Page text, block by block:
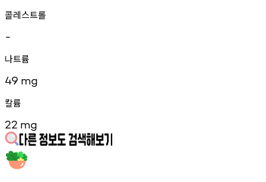
콜레스트롤
-
나트륨
49 mg
칼륨
22 mg